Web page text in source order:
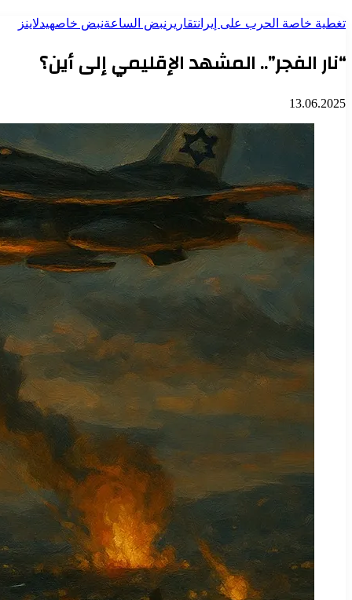
تغطية خاصة الحرب على إيرانتقارير نبض الساعةنبض خاصهيدلاينز
“نار الفجر”.. المشهد الإقليمي إلى أين؟
13.06.2025